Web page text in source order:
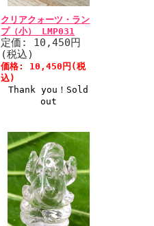
クリアクォーツ・ラン
プ（小） LMP031
定価: 10,450円
(税込)
価格: 10,450円(税
込)
Thank you！Sold
out